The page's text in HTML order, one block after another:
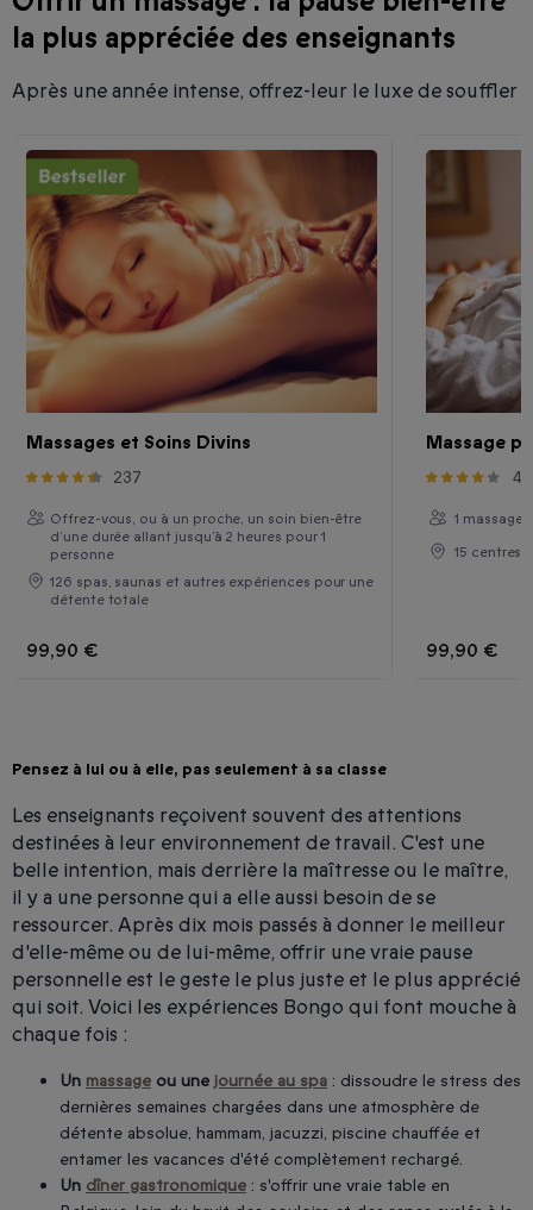
la plus appréciée des enseignants
Après une année intense, offrez-leur le luxe de souffler
Massages et Soins Divins
237
Offrez-vous, ou à un proche, un soin bien-être
d’une durée allant jusqu’à 2 heures pour 1
personne
126 spas, saunas et autres expériences pour une
détente totale
99,90 €
Massage
4
1 massage
15 centres
99,90 €
Pensez à lui ou à elle, pas seulement à sa classe
Les enseignants reçoivent souvent des attentions
destinées à leur environnement de travail. C'est une
belle intention, mais derrière la maîtresse ou le maître,
il y a une personne qui a elle aussi besoin de se
ressourcer. Après dix mois passés à donner le meilleur
d'elle-même ou de lui-même, offrir une vraie pause
personnelle est le geste le plus juste et le plus apprécié
qui soit. Voici les expériences Bongo qui font mouche à
chaque fois :
Un massage ou une journée au spa : dissoudre le stress des
dernières semaines chargées dans une atmosphère de
détente absolue, hammam, jacuzzi, piscine chauffée et
entamer les vacances d'été complètement rechargé.
Un dîner gastronomique : s'offrir une vraie table en